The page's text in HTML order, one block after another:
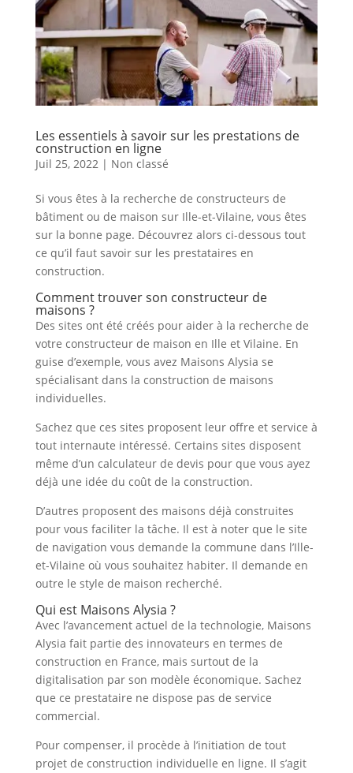
Les essentiels à savoir sur les prestations de
construction en ligne
Juil 25, 2022| Non classé
Si vous êtes à la recherche de constructeurs de
bâtiment ou de maison sur Ille-et-Vilaine, vous êtes
sur la bonne page. Découvrez alors ci-dessous tout
ce qu’il faut savoir sur les prestataires en
construction.
Comment trouver son constructeur de
maisons ?
Des sites ont été créés pour aider à la recherche de
votre constructeur de maison en Ille et Vilaine. En
guise d’exemple, vous avez Maisons Alysia se
spécialisant dans la construction de maisons
individuelles.
Sachez que ces sites proposent leur offre et service à
tout internaute intéressé. Certains sites disposent
même d’un calculateur de devis pour que vous ayez
déjà une idée du coût de la construction.
D’autres proposent des maisons déjà construites
pour vous faciliter la tâche. Il est à noter que le site
de navigation vous demande la commune dans l’Ille-
et-Vilaine où vous souhaitez habiter. Il demande en
outre le style de maison recherché.
Qui est Maisons Alysia ?
Avec l’avancement actuel de la technologie, Maisons
Alysia fait partie des innovateurs en termes de
construction en France, mais surtout de la
digitalisation par son modèle économique. Sachez
que ce prestataire ne dispose pas de service
commercial.
Pour compenser, il procède à l’initiation de tout
projet de construction individuelle en ligne. Il s’agit